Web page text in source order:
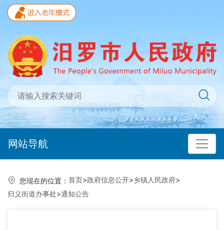
网站导航
您现在的位置： 首页>政府信息公开>乡镇人民政府>
归义街道办事处>通知公告